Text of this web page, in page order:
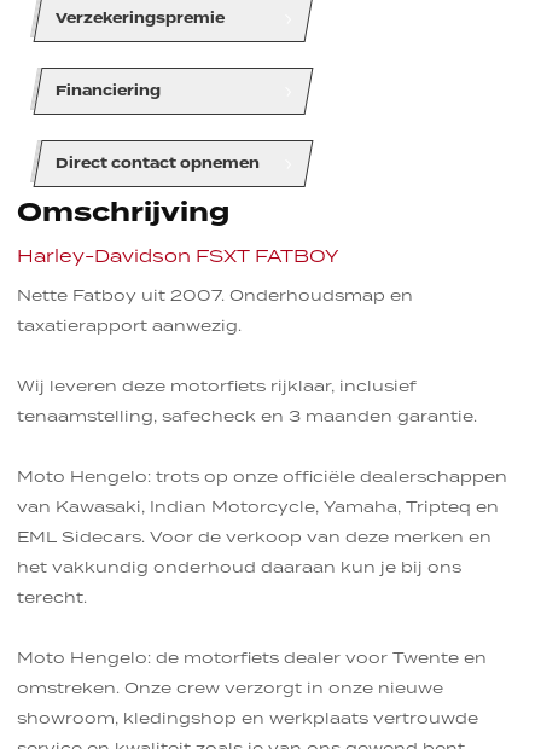
line
line
lineVerzekeringspremie
line
line
lineFinanciering
line
line
lineDirect contact opnemen
Omschrijving
Harley-Davidson FSXT FATBOY
Nette Fatboy uit 2007. Onderhoudsmap en
taxatierapport aanwezig.
Wij leveren deze motorfiets rijklaar, inclusief
tenaamstelling, safecheck en 3 maanden garantie.
Moto Hengelo: trots op onze officiële dealerschappen
van Kawasaki, Indian Motorcycle, Yamaha, Tripteq en
EML Sidecars. Voor de verkoop van deze merken en
het vakkundig onderhoud daaraan kun je bij ons
terecht.
Moto Hengelo: de motorfiets dealer voor Twente en
omstreken. Onze crew verzorgt in onze nieuwe
showroom, kledingshop en werkplaats vertrouwde